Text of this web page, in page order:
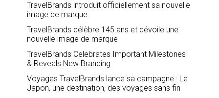
TravelBrands introduit officiellement sa nouvelle
image de marque
TravelBrands célèbre 145 ans et dévoile une
nouvelle image de marque
TravelBrands Celebrates Important Milestones
& Reveals New Branding
Voyages TravelBrands lance sa campagne : Le
Japon, une destination, des voyages sans fin